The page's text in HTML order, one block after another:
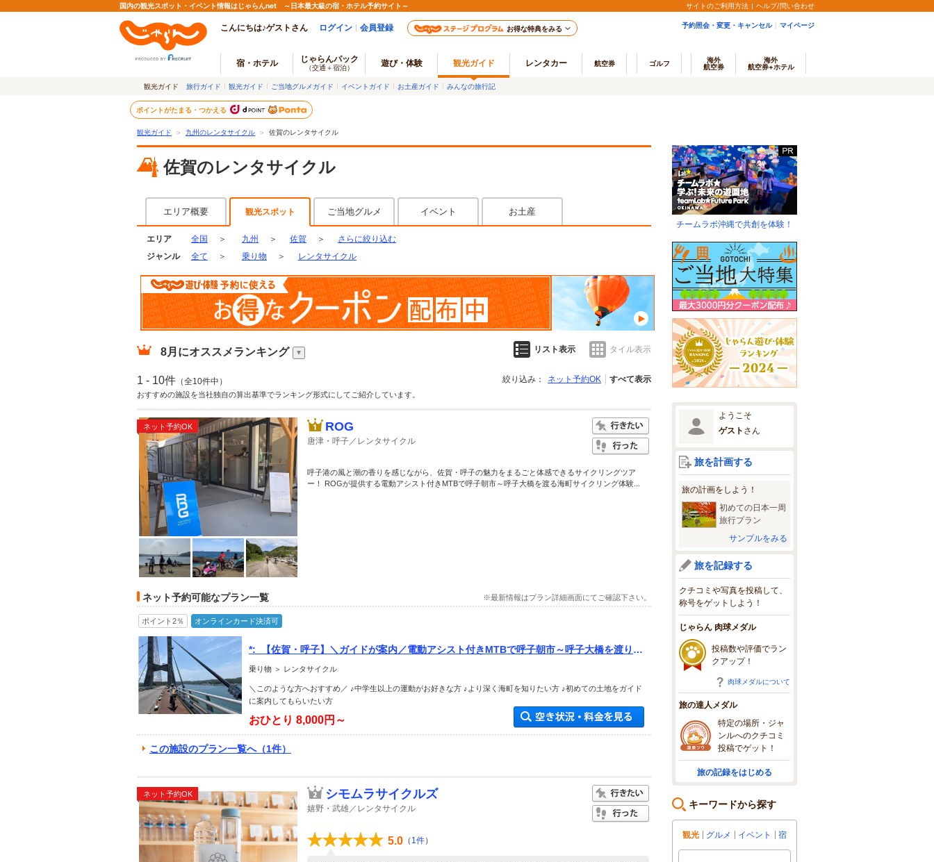
国内の観光スポット・イベント情報はじゃらんnet ～日本最大級の宿・ホテル予約サイト～ サイトのご利用方法 ヘルプ/問い合わせ
こんにちは♪ゲストさん ログイン 会員登録 お得な特典をみる 予約照会・変更・キャンセル マイページ
宿・ホテル じゃらんパック
（交通＋宿泊） 遊び・体験 観光ガイド レンタカー 航空券 ゴルフ
海外
航空券
海外
航空券+ホテル
観光ガイド 旅行ガイド 観光ガイド ご当地グルメガイド イベントガイド お土産ガイド みんなの旅行記
ポイントがたまる・つかえる
観光ガイド ＞ 九州のレンタサイクル ＞ 佐賀のレンタサイクル
佐賀のレンタサイクル
エリア概要 観光スポット ご当地グルメ イベント お土産
エリア 全国 ＞ 九州 ＞ 佐賀 ＞
さらに絞り込む
ジャンル
全て ＞ 乗り物 ＞ レンタサイクル
8月 にオススメランキング リスト表示 タイル表示
1 - 10件 （全10件中） 絞り込み： ネット予約OK すべて表示
おすすめの施設を当社独自の算出基準でランキング形式にしてご紹介しています。
ネット予約OK ROG
唐津・呼子／レンタサイクル
呼子港の風と潮の香りを感じながら、佐賀・呼子の魅力をまるごと体感できるサイクリングツア
ー！ ROGが提供する電動アシスト付きMTBで呼子朝市～呼子大橋を渡る海町サイクリング体験...
ネット予約可能なプラン一覧 ※最新情報はプラン詳細画面にてご確認下さい。
ポイント2％ オンラインカード決済可
*:_【佐賀・呼子】＼ガイドが案内／電動アシスト付きMTBで呼子朝市～呼子大橋を渡り海
時間3時間】 _:*
乗り物 ＞ レンタサイクル
＼このような方へおすすめ／ ♪中学生以上の運動がお好きな方 ♪より深く海町を知りたい方 ♪初めての土地をガイド
に案内してもらいたい方
おひとり 8,000円～
この施設のプラン一覧へ（1件）
ネット予約OK シモムラサイクルズ
嬉野・武雄／レンタサイクル
5.0 （ 1件）
チームラボ沖縄で共創を体験！
ようこそ
ゲスト さん
旅を計画する
旅の計画をしよう！
初めての日本一周
旅行プラン
サンプルをみる
旅を記録する
クチコミや写真を投稿して、
称号をゲットしよう！
じゃらん 肉球メダル
投稿数や評価でラン
クアップ！
肉球メダルについて
旅の達人メダル
特定の場所・ジャ
ンルへのクチコミ
投稿でゲット！
旅の記録をはじめる
キーワードから探す
観光 グルメ イベント 宿